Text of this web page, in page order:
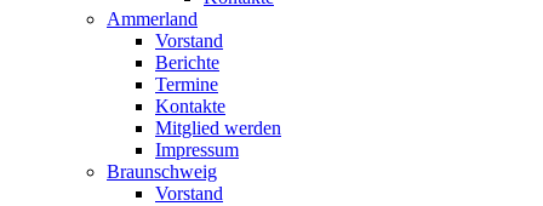
Ammerland
Vorstand
Berichte
Termine
Kontakte
Mitglied werden
Impressum
Braunschweig
Vorstand